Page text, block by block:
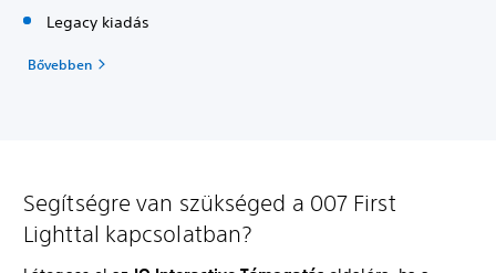
Legacy kiadás
Bővebben
Segítségre van szükséged a 007 First
Lighttal kapcsolatban?